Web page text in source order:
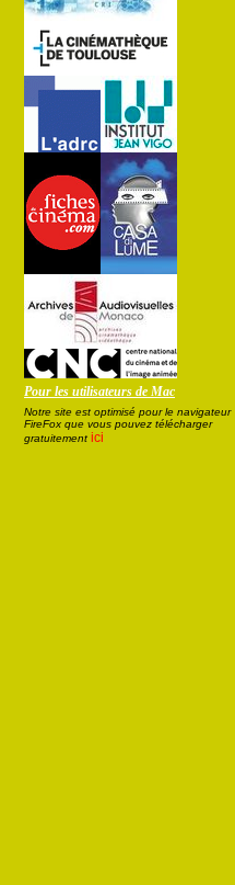
Pour les utilisateurs de Mac
Notre site est optimisé pour le navigateur
FireFox que vous pouvez télécharger
gratuitement ici